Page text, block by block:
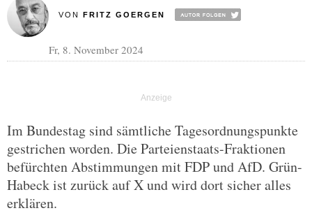
VON FRITZ GOERGEN
Fr, 8. November 2024
Im Bundestag sind sämtliche Tagesordnungspunkte
gestrichen worden. Die Parteienstaats-Fraktionen
befürchten Abstimmungen mit FDP und AfD. Grün-
Habeck ist zurück auf X und wird dort sicher alles
erklären.